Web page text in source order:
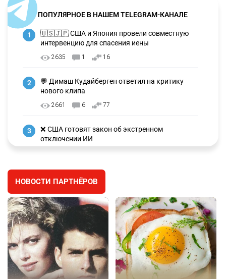
ПОПУЛЯРНОЕ В НАШЕМ TELEGRAM-КАНАЛЕ
1
🇺🇸🇯🇵 США и Япония провели совместную
интервенцию для спасения иены
2635 1 16
2
💬 Димаш Кудайберген ответил на критику
нового клипа
2661 6 77
3
❌ США готовят закон об экстренном
отключении ИИ
4
🗣 Мужчина сказал тост на свадьбе и
заработал уголовное дело
2393 11 79
5
🗣Глава государства направил телеграмму
соболезнования родным и близким Халық
қаһарманы Ивана Гапича
2405 2 41
НОВОСТИ ПАРТНЁРОВ